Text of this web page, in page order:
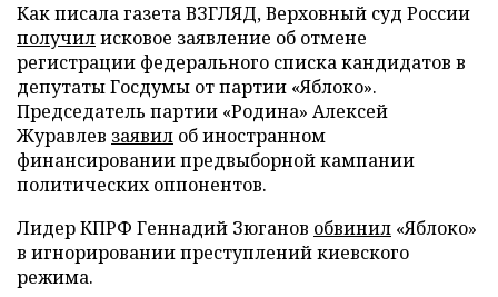
Как писала газета ВЗГЛЯД, Верховный суд России
получилисковое заявление об отмене
регистрации федерального списка кандидатов в
депутаты Госдумы от партии «Яблоко».
Председатель партии «Родина» Алексей
Журавлев заявил об иностранном
финансировании предвыборной кампании
политических оппонентов.
Лидер КПРФ Геннадий Зюганов обвинил «Яблоко»
в игнорировании преступлений киевского
режима.